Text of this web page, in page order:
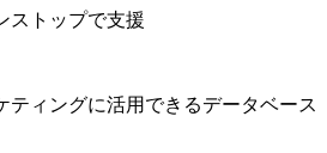
ストップで支援
ティングに活用できるデータベース